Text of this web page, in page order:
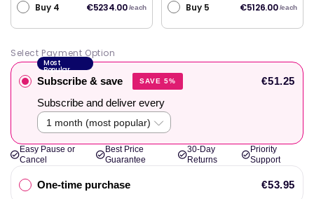
Buy 4 €5234.00 /each Buy 5 €5126.00 /each
Select Payment Option
Most
Popular
Subscribe & save SAVE 5%
€51.25
Subscribe and deliver every
Easy Pause or
Cancel
Best Price
Guarantee
30-Day
Returns
Priority
Support
One-time purchase €53.95